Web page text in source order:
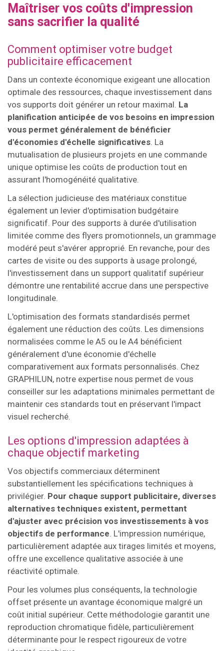
Maîtriser vos coûts d'impression
sans sacrifier la qualité
Comment optimiser votre budget
publicitaire efficacement
Dans un contexte économique exigeant une allocation
optimale des ressources, chaque investissement dans
vos supports doit générer un retour maximal. La
planification anticipée de vos besoins en impression
vous permet généralement de bénéficier
d'économies d'échelle significatives. La
mutualisation de plusieurs projets en une commande
unique optimise les coûts de production tout en
assurant l'homogénéité qualitative.
La sélection judicieuse des matériaux constitue
également un levier d'optimisation budgétaire
significatif. Pour des supports à durée d'utilisation
limitée comme des flyers promotionnels, un grammage
modéré peut s'avérer approprié. En revanche, pour des
cartes de visite ou des supports à usage prolongé,
l'investissement dans un support qualitatif supérieur
démontre une rentabilité accrue dans une perspective
longitudinale.
L'optimisation des formats standardisés permet
également une réduction des coûts. Les dimensions
normalisées comme le A5 ou le A4 bénéficient
généralement d'une économie d'échelle
comparativement aux formats personnalisés. Chez
GRAPHILUN, notre expertise nous permet de vous
conseiller sur les adaptations minimales permettant de
maintenir ces standards tout en préservant l'impact
visuel recherché.
Les options d'impression adaptées à
chaque objectif marketing
Vos objectifs commerciaux déterminent
substantiellement les spécifications techniques à
privilégier. Pour chaque support publicitaire, diverses
alternatives techniques existent, permettant
d'ajuster avec précision vos investissements à vos
objectifs de performance. L'impression numérique,
particulièrement adaptée aux tirages limités et moyens,
offre une excellence qualitative associée à une
réactivité optimale.
Pour les volumes plus conséquents, la technologie
offset présente un avantage économique malgré un
coût initial supérieur. Cette méthodologie garantit une
reproduction chromatique fidèle, particulièrement
déterminante pour le respect rigoureux de votre